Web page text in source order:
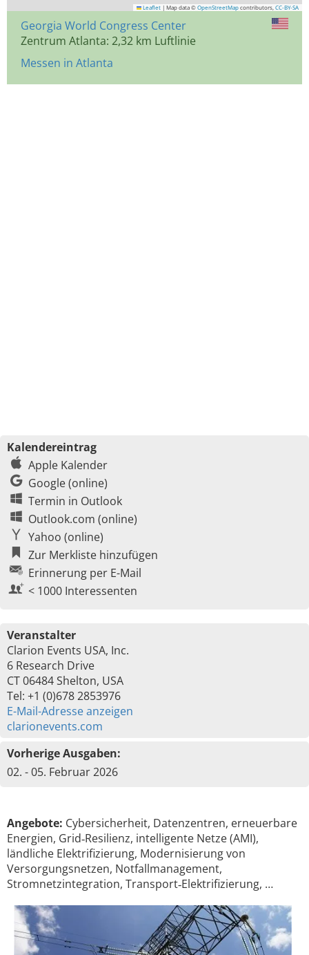
Leaflet | Map data © OpenStreetMap contributors, CC-BY-SA
Georgia World Congress Center
Zentrum Atlanta: 2,32 km Luftlinie
Messen in Atlanta
Kalendereintrag
Apple Kalender
Google (online)
Termin in Outlook
Outlook.com (online)
Yahoo (online)
Zur Merkliste hinzufügen
Erinnerung per E-Mail
< 1000 Interessenten
Veranstalter
Clarion Events USA, Inc.
6 Research Drive
CT 06484 Shelton, USA
Tel: +1 (0)678 2853976
E-Mail-Adresse anzeigen
clarionevents.com
Vorherige Ausgaben:
02. - 05. Februar 2026
Angebote: Cybersicherheit, Datenzentren, erneuerbare
Energien, Grid‑Resilienz, intelligente Netze (AMI),
ländliche Elektrifizierung, Modernisierung von
Versorgungsnetzen, Notfallmanagement,
Stromnetzintegration, Transport‑Elektrifizierung, …